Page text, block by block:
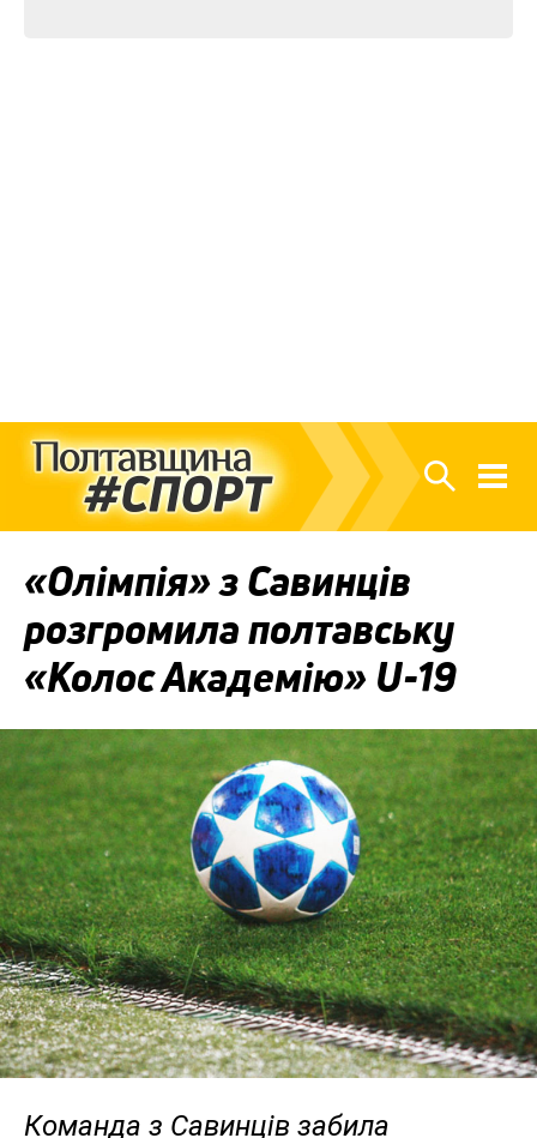
«Олімпія» з Савинців
розгромила полтавську
«Колос Академію» U-19
Команда з Савинців забила